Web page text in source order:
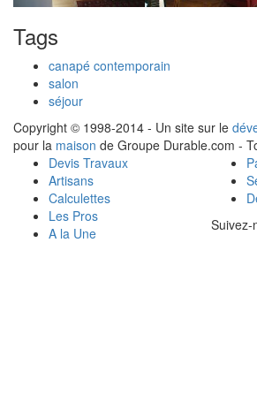
Tags
canapé contemporain
salon
séjour
Copyright © 1998-2014 - Un site sur le
pour la maison de Groupe Durable.com -
Devis Travaux
Artisans
Calculettes
Les Pros
A la Une
Suivez-